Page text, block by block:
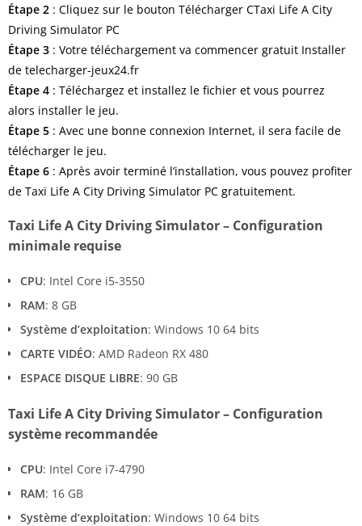
Étape 2 : Cliquez sur le bouton Télécharger CTaxi Life A City
Driving Simulator PC
Étape 3 : Votre téléchargement va commencer gratuit Installer
de telecharger-jeux24.fr
Étape 4 : Téléchargez et installez le fichier et vous pourrez
alors installer le jeu.
Étape 5 : Avec une bonne connexion Internet, il sera facile de
télécharger le jeu.
Étape 6 : Après avoir terminé l’installation, vous pouvez profiter
de Taxi Life A City Driving Simulator PC gratuitement.
Taxi Life A City Driving Simulator – Configuration
minimale requise
CPU: Intel Core i5-3550
RAM: 8 GB
Système d’exploitation: Windows 10 64 bits
CARTE VIDÉO: AMD Radeon RX 480
ESPACE DISQUE LIBRE: 90 GB
Taxi Life A City Driving Simulator – Configuration
système recommandée
CPU: Intel Core i7-4790
RAM: 16 GB
Système d’exploitation: Windows 10 64 bits